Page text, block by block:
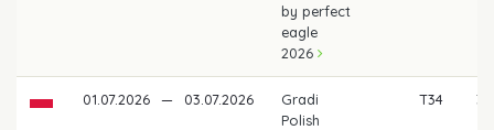
by perfect
eagle
2026
01.07.2026 — 03.07.2026
Gradi
Polish
T34